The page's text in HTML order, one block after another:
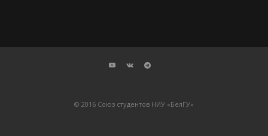
© 2016 Союз студентов НИУ «БелГУ»